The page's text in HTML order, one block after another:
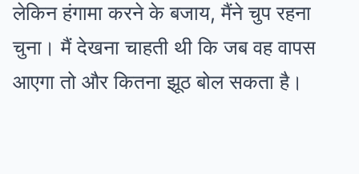
लेकिन हंगामा करने के बजाय, मैंने चुप रहना
चुना। मैं देखना चाहती थी कि जब वह वापस
आएगा तो और कितना झूठ बोल सकता है।